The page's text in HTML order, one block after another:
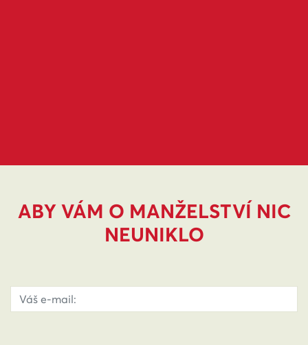
ABY VÁM O MANŽELSTVÍ NIC
NEUNIKLO